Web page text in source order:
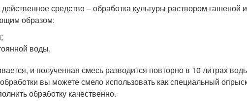
средство – обработка культуры раствором гашеной
образом:
воды.
и полученная смесь разводится повторно в 10 литрах
вы можете смело использовать как специальный
обработку качественно.